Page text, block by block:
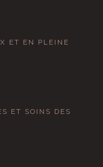
ET EN PLEINE
ET SOINS DES